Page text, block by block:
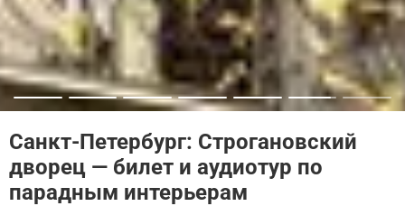
Санкт-Петербург: Строгановский
дворец — билет и аудиотур по
парадным интерьерам